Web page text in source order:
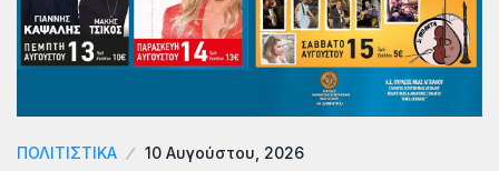
ΠΟΛΙΤΙΣΤΙΚΑ 10 Αυγούστου, 2026